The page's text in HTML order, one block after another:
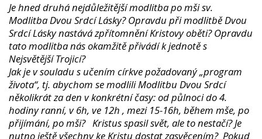
Je hned druhá nejdůležitější modlitba po mši sv.
Modlitba Dvou Srdcí Lásky? Opravdu při modlitbě Dvou
Srdcí Lásky nastává zpřítomnění Kristovy oběti? Opravdu
tato modlitba nás okamžitě přivádí k jednotě s
Nejsvětější Trojicí?
Jak je v souladu s učením církve požadovaný „program
života“, tj. abychom se modlili Modlitbu Dvou Srdcí
několikrát za den v konkrétní časy: od půlnoci do 4.
hodiny ranní, v 6h, ve 12h , mezi 15-16h, během mše, po
přijímání, po mši? Kristus spasil svět, ale to nestačí? Je
nutno ještě všechny ke Kristu dostat zasvěcením? Pokud